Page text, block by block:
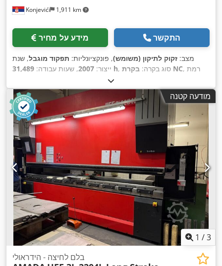
Konjevići 1,911 km
מידע על מחיר התקשר
מצב: זקוק לתיקון (משומש), פונקציונליות: תפקוד מוגבל, שנת
ייצור: 2007, שעות עבודה: 31,489 h , סוג בקרה: בקרת NC, רמת
אוטומציה:, סוג לייזר:
h
, הספק לייזר:4,000 וואט , עובי מירבי של לוח:22 מ"מ
, עובי מירבי
של יריעת פלדה: 22 מ"מ , עובי מקסימלי של פח נירוסטה:8 מ"מ
,
עובי מירבי של יריעת אלומיניום:6 מ"מ , אורך שולחן: 3,000 מ"מ
,
רוחב שולחן:1,500 מ"מ , אורך עבודה:3,000 מ"מ
, רוחב עבודה:
3,000 מ"מ,
מודעה קטנה
1 /3
בלם לחיצה - הידראולי